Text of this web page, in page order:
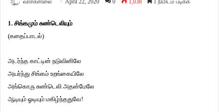
வாசகசாலை April 22, 2020 0 1,038 1 நிமிடம் படிக்க
1. சிங்கமும் சுண்டெலியும்
(கதைப்பாடல்)
அடர்ந்த காட்டின் நடுவினிலே
அயர்ந்து சிங்கம் உறங்கையிலே
அங்கொரு சுண்டெலி அதன்மேலே
ஆடியும் ஓடியும் மகிழ்ந்ததுவே!